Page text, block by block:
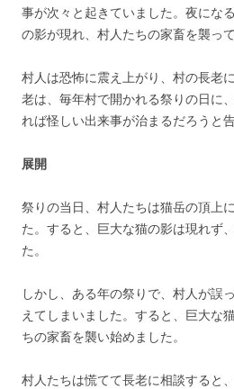
事が次々と起きていました。夜にな
の影が現れ、村人たちの家畜を襲っ
村人は恐怖に震え上がり、村の長老
老は、毎年村で開かれる祭りの日に
れば怪しい出来事が治まるだろうと告
展開
祭りの当日、村人たちは猫岳の頂上
た。すると、巨大な猫の影は現れず
た。
しかし、ある年の祭りで、村人が誤
えてしまいました。すると、巨大な
ちの家畜を襲い始めました。
村人たちは慌てて長老に相談すると